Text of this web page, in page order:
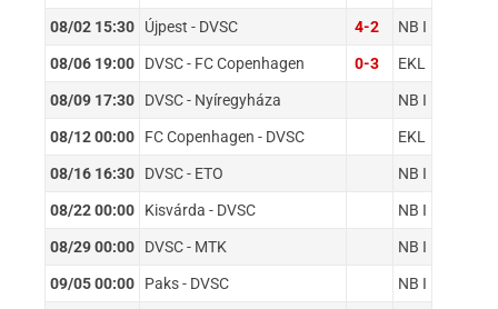
08/02 15:30 Újpest - DVSC 4-2 NB I
08/06 19:00 DVSC - FC Copenhagen 0-3 EKL
08/09 17:30 DVSC - Nyíregyháza NB I
08/12 00:00 FC Copenhagen - DVSC EKL
08/16 16:30 DVSC - ETO NB I
08/22 00:00 Kisvárda - DVSC NB I
08/29 00:00 DVSC - MTK NB I
09/05 00:00 Paks - DVSC NB I